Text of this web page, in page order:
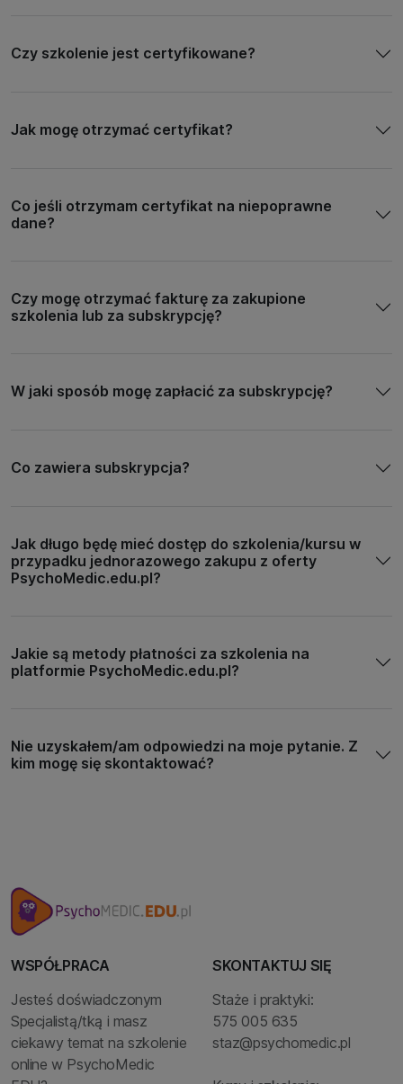
Czy szkolenie jest certyfikowane?
Jak mogę otrzymać certyfikat?
Co jeśli otrzymam certyfikat na niepoprawne
dane?
Czy mogę otrzymać fakturę za zakupione
szkolenia lub za subskrypcję?
W jaki sposób mogę zapłacić za subskrypcję?
Co zawiera subskrypcja?
Jak długo będę mieć dostęp do szkolenia/kursu w
przypadku jednorazowego zakupu z oferty
PsychoMedic.edu.pl?
Jakie są metody płatności za szkolenia na
platformie PsychoMedic.edu.pl?
Nie uzyskałem/am odpowiedzi na moje pytanie. Z
kim mogę się skontaktować?
WSPÓŁPRACA
Jesteś doświadczonym
Specjalistą/tką i masz
ciekawy temat na szkolenie
online w PsychoMedic
SKONTAKTUJ SIĘ
Staże i praktyki:
575 005 635
staz@psychomedic.pl